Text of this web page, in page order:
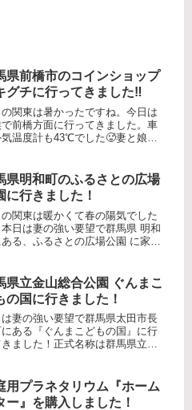
県前橋市のコインショップ
グチに行ってきました‼️
関東は暑かったですね。今日は
前橋方面に行ってきました。車
温度計も43℃でした🥵妻と娘に
キグチに行ってきました。催事
よく出店しているお店ですね。以
県明和町のふるさとの広場
に行きました！
関東は暖かくて春の陽気でした
日は妻の強い要望で群馬県 明和
る、ふるさとの広場公園 に家族
います。昨年、コストコ群馬明
庫店 がオープンしたこ...
県立金山総合公園 ぐんまこ
の国に行きました！
妻の強い要望で群馬県太田市長
ある『ぐんまこどもの国』に行
きました！正式名称は群馬県立金
京ドーム約4個分という巨大な広
合公園です。駐車場台数は8...
用プラネタリウム『ホーム
ー』を購入しました！